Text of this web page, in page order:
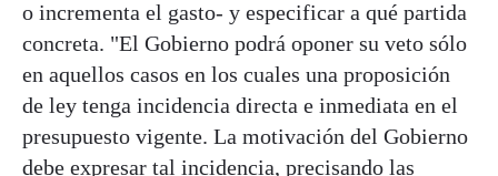
o incrementa el gasto- y especificar a qué partida
concreta. "El Gobierno podrá oponer su veto sólo
en aquellos casos en los cuales una proposición
de ley tenga incidencia directa e inmediata en el
presupuesto vigente. La motivación del Gobierno
debe expresar tal incidencia, precisando las